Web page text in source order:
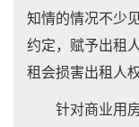
知情的情况不少
约定，赋予出租
租会损害出租人
针对商业用房